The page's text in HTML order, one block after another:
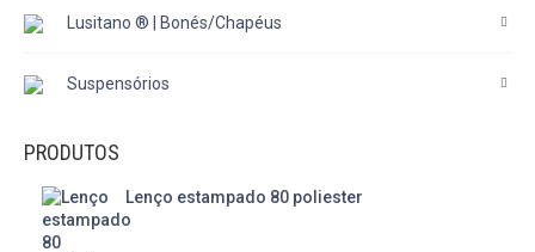
Lusitano ® | Bonés/Chapéus
Suspensórios
PRODUTOS
Lenço estampado 80 poliester